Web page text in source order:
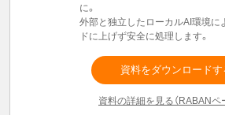
に。
外部と独立したローカルAI環境に
ドに上げず安全に処理します。
資料をダウンロードす
資料の詳細を見る（RABANペ